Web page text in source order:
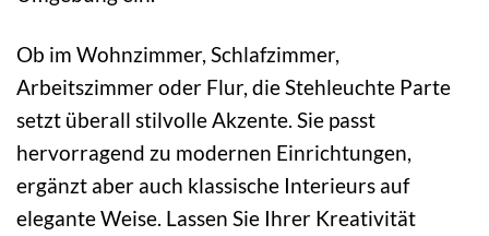
Ob im Wohnzimmer, Schlafzimmer,
Arbeitszimmer oder Flur, die Stehleuchte Parte
setzt überall stilvolle Akzente. Sie passt
hervorragend zu modernen Einrichtungen,
ergänzt aber auch klassische Interieurs auf
elegante Weise. Lassen Sie Ihrer Kreativität